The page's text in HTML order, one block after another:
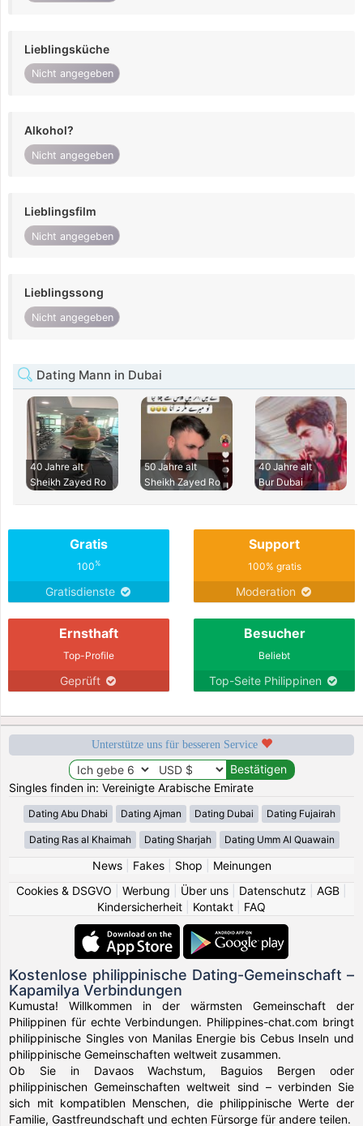
Lieblingsküche
Nicht angegeben
Alkohol?
Nicht angegeben
Lieblingsfilm
Nicht angegeben
Lieblingssong
Nicht angegeben
Dating Mann in Dubai
40 Jahre alt
Sheikh Zayed Ro
50 Jahre alt
Sheikh Zayed Ro
40 Jahre alt
Bur Dubai
Gratis
100%
Gratisdienste
Support
100% gratis
Moderation
Ernsthaft
Top-Profile
Geprüft
Besucher
Beliebt
Top-Seite Philippinen
Unterstütze uns für besseren Service
Singles finden in: Vereinigte Arabische Emirate
Dating Abu Dhabi Dating Ajman Dating Dubai Dating Fujairah
Dating Ras al Khaimah Dating Sharjah Dating Umm Al Quawain
News| Fakes| Shop
Meinungen
Cookies & DSGVO
Werbung Über uns Datenschutz AGB
Kindersicherheit
Kontakt FAQ
Kostenlose philippinische Dating-Gemeinschaft –
Kapamilya Verbindungen
Kumusta! Willkommen in der wärmsten Gemeinschaft der
Philippinen für echte Verbindungen. Philippines-chat.com bringt
philippinische Singles von Manilas Energie bis Cebus Inseln und
philippinische Gemeinschaften weltweit zusammen.
Ob Sie in Davaos Wachstum, Baguios Bergen oder
philippinischen Gemeinschaften weltweit sind – verbinden Sie
sich mit kompatiblen Menschen, die philippinische Werte der
Familie, Gastfreundschaft und echten Fürsorge für andere teilen.